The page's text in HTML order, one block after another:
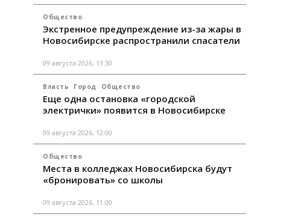
Общество
Экстренное предупреждение из-за жары в
Новосибирске распространили спасатели
09 августа 2026, 13:30
Власть Город Общество
Еще одна остановка «городской
электрички» появится в Новосибирске
09 августа 2026, 12:00
Общество
Места в колледжах Новосибирска будут
«бронировать» со школы
09 августа 2026, 11:00